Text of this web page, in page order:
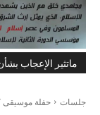
ماتثير الإعجاب
جلسات حفلة موسيقى